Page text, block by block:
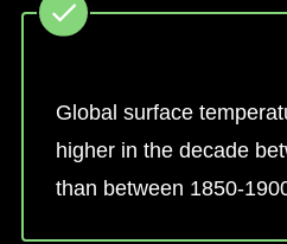
Global surface
higher in the decade
than between 1850-